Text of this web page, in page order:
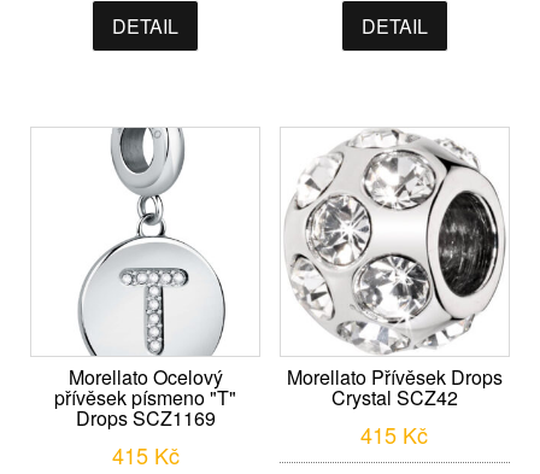
DETAIL DETAIL
Morellato Ocelový
přívěsek písmeno "T"
Drops SCZ1169
415 Kč
Morellato Přívěsek Drops
Crystal SCZ42
415 Kč